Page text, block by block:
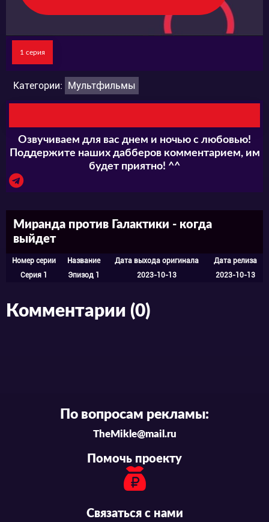
1 серия
Категории: Мультфильмы
Озвучиваем для вас днем и ночью с любовью!
Поддержите наших дабберов комментарием, им
будет приятно! ^^
Миранда против Галактики - когда
выйдет
Номер серии Название Дата выхода оригинала
Дата релиза
Серия 1
Эпизод 1 2023-10-13 2023-10-13
Комментарии (0)
По вопросам рекламы:
TheMikle@mail.ru
Помочь проекту
Связаться с нами